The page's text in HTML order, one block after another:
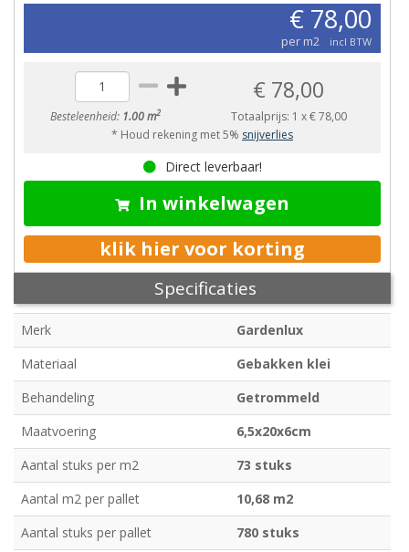
€ 78,00
per m2 incl BTW
Besteleenheid: 1.00 m2
€ 78,00
Totaalprijs: 1 x€ 78,00
* Houd rekening met 5% snijverlies
Direct leverbaar!
In winkelwagen
klik hier voor korting
Specificaties
Merk
Gardenlux
Materiaal
Gebakken klei
Behandeling
Getrommeld
Maatvoering
6,5x20x6cm
Aantal stuks per m2
73 stuks
Aantal m2 per pallet
10,68 m2
Aantal stuks per pallet
780 stuks